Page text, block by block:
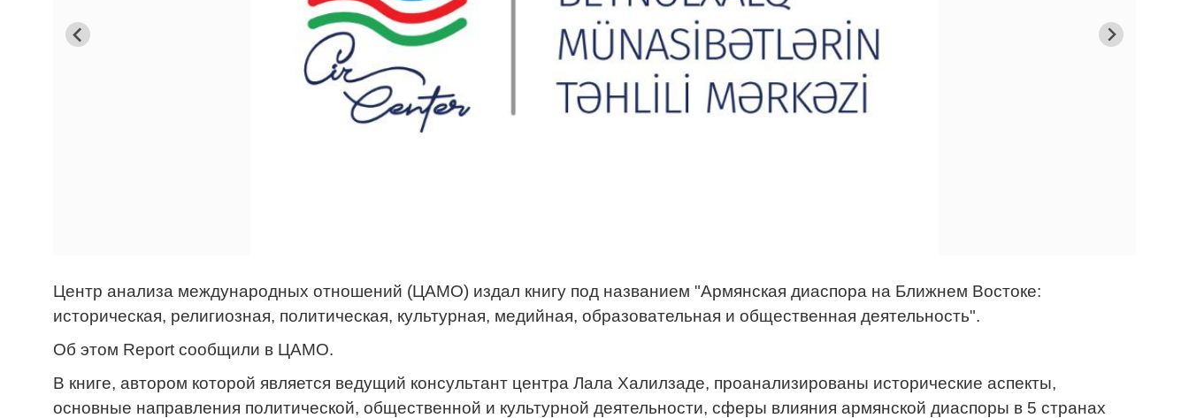
Центр анализа международных отношений (ЦАМО) издал книгу под названием "Армянская диаспора на Ближнем Востоке:
историческая, религиозная, политическая, культурная, медийная, образовательная и общественная деятельность".
Об этом Report сообщили в ЦАМО.
В книге, автором которой является ведущий консультант центра Лала Халилзаде, проанализированы исторические аспекты,
основные направления политической, общественной и культурной деятельности, сферы влияния армянской диаспоры в 5 странах